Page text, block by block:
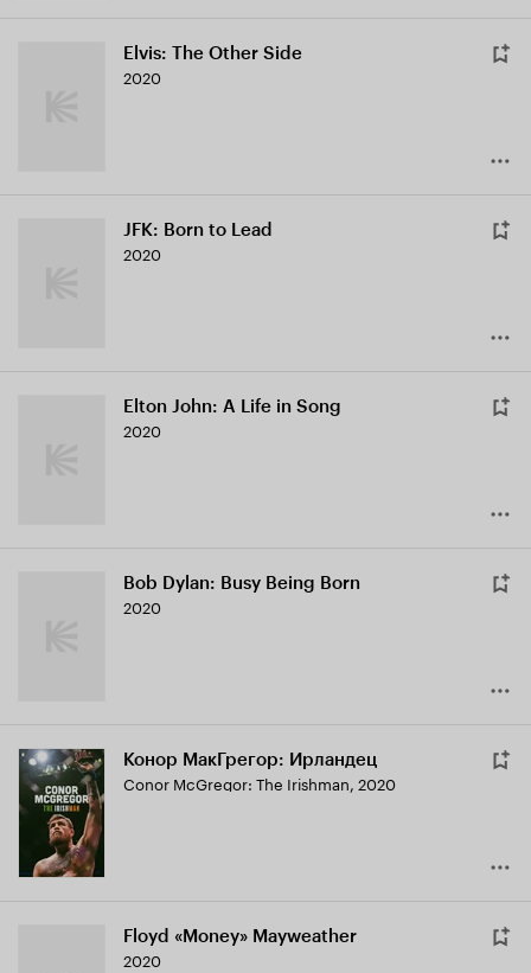
Elvis: The Other Side
2020
JFK: Born to Lead
2020
Elton John: A Life in Song
2020
Bob Dylan: Busy Being Born
2020
Конор МакГрегор: Ирландец
Conor McGregor: The Irishman, 2020
Floyd «Money» Mayweather
2020